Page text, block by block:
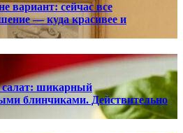
вариант: сейчас все
— куда красивее и
шикарный
блинчиками. Действительно